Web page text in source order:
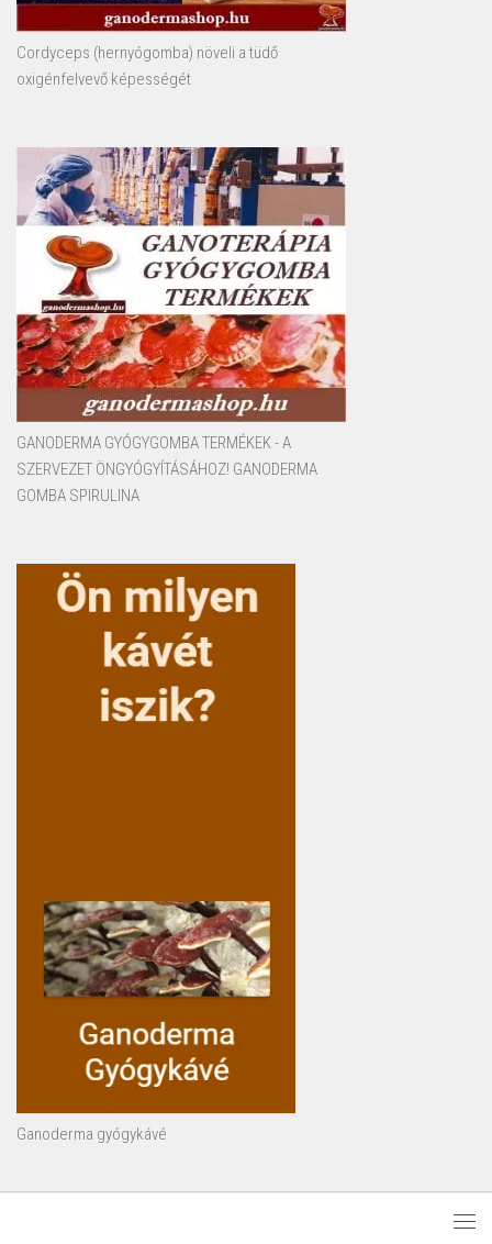
Cordyceps (hernyógomba) növeli a tüdő
oxigénfelvevő képességét
GANODERMA GYÓGYGOMBA TERMÉKEK - A
SZERVEZET ÖNGYÓGYÍTÁSÁHOZ! GANODERMA
GOMBA SPIRULINA
Ganoderma gyógykávé